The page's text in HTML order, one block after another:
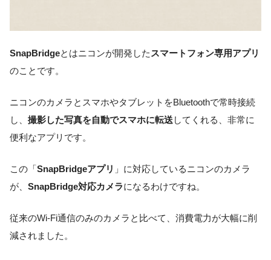
SnapBridgeとはニコンが開発した スマートフォン専用アプリ
のことです。
ニコンのカメラとスマホやタブレットをBluetoothで常時接続
し、 撮影した写真を自動でスマホに転送 してくれる、非常に
便利なアプリです。
この「SnapBridgeアプリ 」に対応しているニコンのカメラ
が、 SnapBridge対応カメラになるわけですね。
従来のWi-Fi通信のみのカメラと比べて、消費電力が大幅に削
減されました。